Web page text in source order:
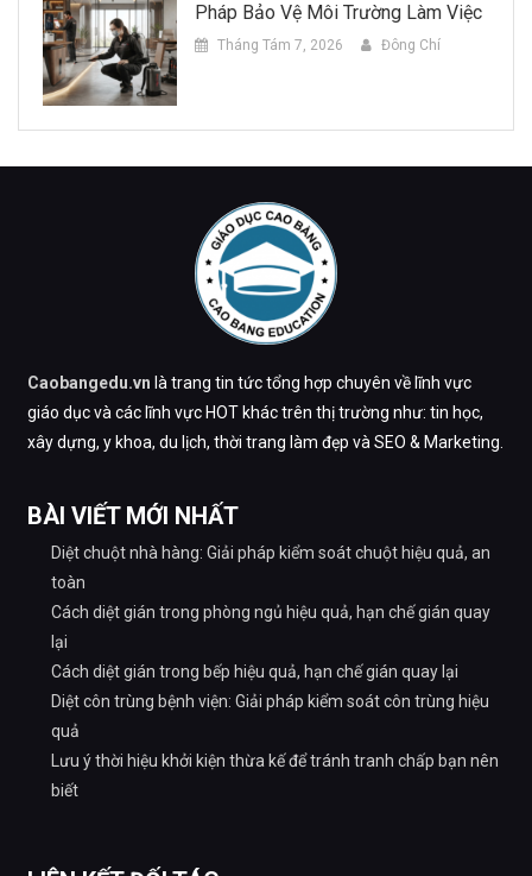
Pháp Bảo Vệ Môi Trường Làm Việc
Tháng Tám 7, 2026 Đông Chí
Caobangedu.vn là trang tin tức tổng hợp chuyên về lĩnh vực
giáo dục và các lĩnh vực HOT khác trên thị trường như: tin học,
xây dựng, y khoa, du lịch, thời trang làm đẹp và SEO & Marketing.
BÀI VIẾT MỚI NHẤT
Diệt chuột nhà hàng: Giải pháp kiểm soát chuột hiệu quả, an
toàn
Cách diệt gián trong phòng ngủ hiệu quả, hạn chế gián quay
lại
Cách diệt gián trong bếp hiệu quả, hạn chế gián quay lại
Diệt côn trùng bệnh viện: Giải pháp kiểm soát côn trùng hiệu
quả
Lưu ý thời hiệu khởi kiện thừa kế để tránh tranh chấp bạn nên
biết